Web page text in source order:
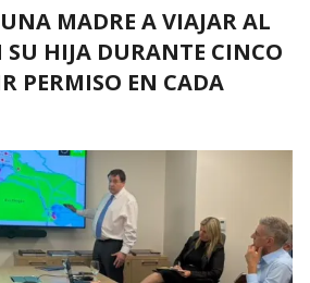
MADRE A VIAJAR AL
SU HIJA DURANTE CINCO
PERMISO EN CADA